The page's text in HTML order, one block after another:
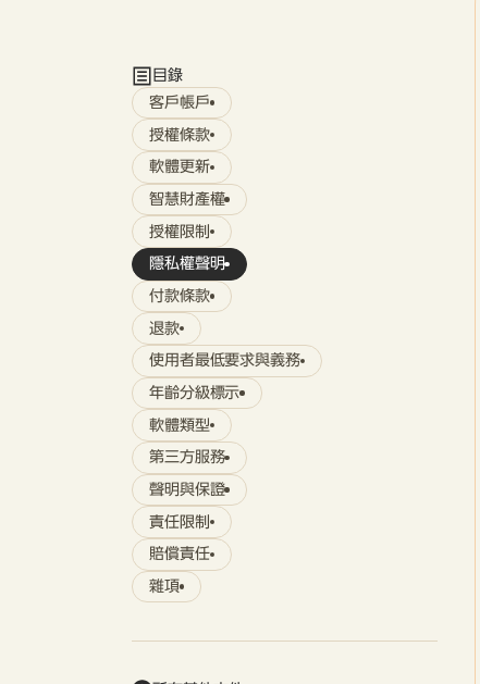
目錄
客戶帳戶
授權條款
軟體更新
智慧財產權
授權限制
隱私權聲明
付款條款
退款
使用者最低要求與義務
年齡分級標示
軟體類型
第三方服務
聲明與保證
責任限制
賠償責任
雜項